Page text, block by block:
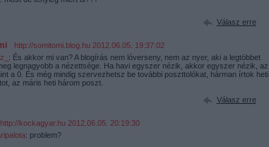
Válasz erre
http://somitomi.blog.hu 2012.06.05. 19:37:02
: És akkor mi van? A blogírás nem lóverseny, nem az nyer, aki a legtöbbet
legnagyobb a nézettsége. Ha havi egyszer nézik, akkor egyszer nézik, az
a 0. És még mindig szervezhetsz be további poszttolókat, hárman írtok heti
az máris heti három poszt.
Válasz erre
http://kockagyar.hu 2012.06.05. 20:19:30
: problem?